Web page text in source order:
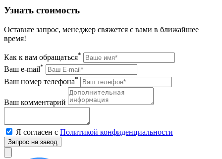
Узнать стоимость
Оставьте запрос, менеджер свяжется с вами в ближайшее
время!
Как к вам обращаться*
Ваш e-mail*
Ваш номер телефона*
Ваш комментарий
Я согласен с Политикой конфиденциальности